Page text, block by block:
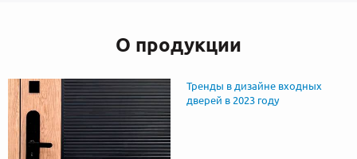
О продукции
Тренды в дизайне входных
дверей в 2023 году